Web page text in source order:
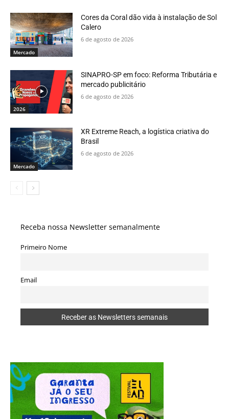
Mercado
Cores da Coral dão vida à instalação de Sol
Calero
6 de agosto de 2026
2026
SINAPRO-SP em foco: Reforma Tributária e
mercado publicitário
6 de agosto de 2026
Mercado
XR Extreme Reach, a logística criativa do
Brasil
6 de agosto de 2026
Receba nossa Newsletter semanalmente
Primeiro Nome
Email